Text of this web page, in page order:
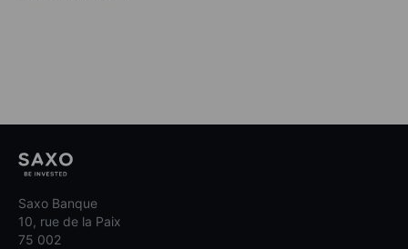
Saxo Banque
10, rue de la Paix
75 002